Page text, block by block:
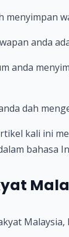
menyimpan
anda
anda
dah
kali ini
bahasa